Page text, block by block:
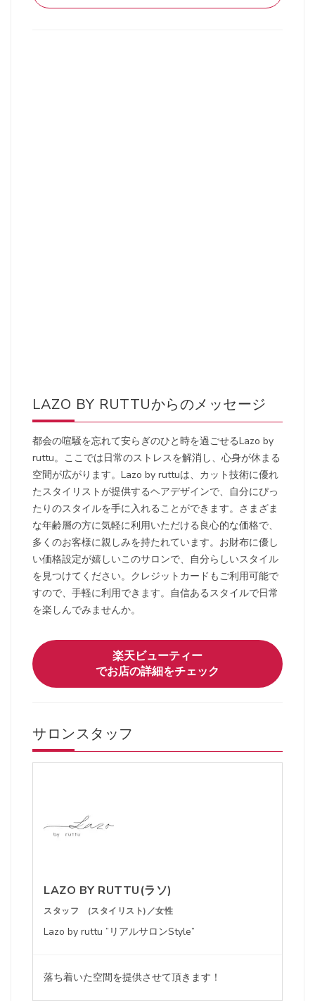
LAZO BY RUTTUからのメッセージ
都会の喧騒を忘れて安らぎのひと時を過ごせるLazo by
ruttu。ここでは日常のストレスを解消し、心身が休まる
空間が広がります。Lazo by ruttuは、カット技術に優れ
たスタイリストが提供するヘアデザインで、自分にぴっ
たりのスタイルを手に入れることができます。さまざま
な年齢層の方に気軽に利用いただける良心的な価格で、
多くのお客様に親しみを持たれています。お財布に優し
い価格設定が嬉しいこのサロンで、自分らしいスタイル
を見つけてください。クレジットカードもご利用可能で
すので、手軽に利用できます。自信あるスタイルで日常
を楽しんでみませんか。
楽天ビューティー
でお店の詳細をチェック
サロンスタッフ
LAZO BY RUTTU(ラソ)
スタッフ (スタイリスト)／女性
Lazo by ruttu ”リアルサロンStyle”
落ち着いた空間を提供させて頂きます！